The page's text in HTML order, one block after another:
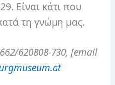
Είναι κάτι που
τη γνώμη μας.
620808-730, [email